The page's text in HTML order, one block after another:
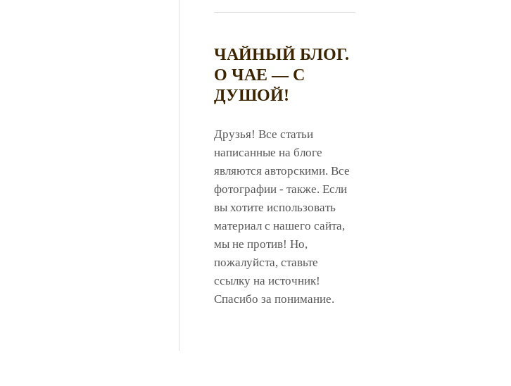
ЧАЙНЫЙ БЛОГ.
О ЧАЕ — С
ДУШОЙ!
Друзья! Все статьи
написанные на блоге
являются авторскими. Все
фотографии - также. Если
вы хотите использовать
материал с нашего сайта,
мы не против! Но,
пожалуйста, ставьте
ссылку на источник!
Спасибо за понимание.